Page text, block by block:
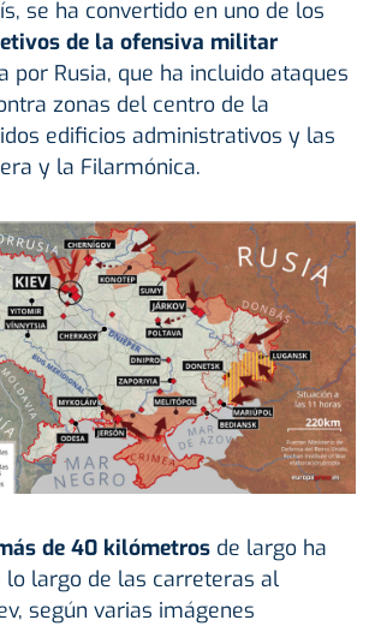
se ha convertido en uno de los
de la ofensiva militar
por Rusia, que ha incluido ataques
zonas del centro de la
edificios administrativos y las
y la Filarmónica.
de 40 kilómetros de largo ha
lo largo de las carreteras al
según varias imágenes